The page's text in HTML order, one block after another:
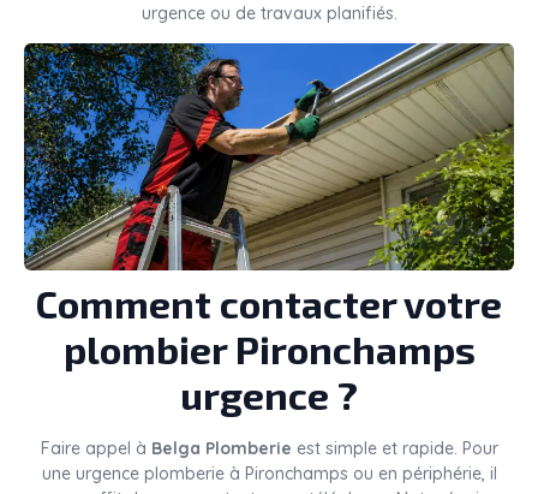
urgence ou de travaux planifiés.
Comment contacter votre
plombier Pironchamps
urgence ?
Faire appel à Belga Plomberie est simple et rapide. Pour
une urgence plomberie à Pironchamps ou en périphérie, il